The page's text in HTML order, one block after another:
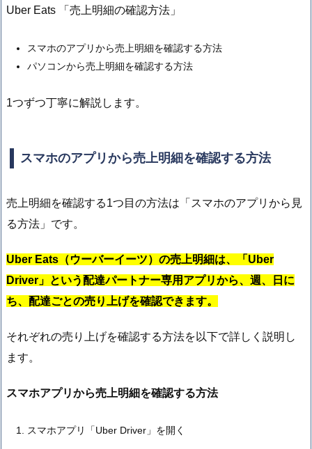
Uber Eats 「売上明細の確認方法」
スマホのアプリから売上明細を確認する方法
パソコンから売上明細を確認する方法
1つずつ丁寧に解説します。
スマホのアプリから売上明細を確認する方法
売上明細を確認する1つ目の方法は「スマホのアプリから見
る方法」です。
Uber Eats（ウーバーイーツ）の売上明細は、「Uber
Driver」という配達パートナー専用アプリから、週、日に
ち、配達ごとの売り上げを確認できます。
それぞれの売り上げを確認する方法を以下で詳しく説明し
ます。
スマホアプリから売上明細を確認する方法
スマホアプリ「Uber Driver」を開く